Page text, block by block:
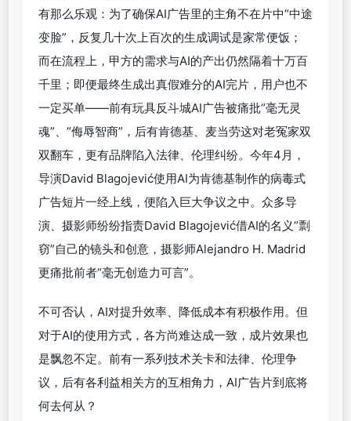
有那么乐观：为了确保AI广告里的主角不在片中“中途
变脸”，反复几十次上百次的生成调试是家常便饭；
而在流程上，甲方的需求与AI的产出仍然隔着十万百
千里；即便最终生成出真假难分的AI完片，用户也不
一定买单——前有玩具反斗城AI广告被痛批“毫无灵
魂”、“侮辱智商”，后有肯德基、麦当劳这对老冤家双
双翻车，更有品牌陷入法律、伦理纠纷。今年4月，
导演David Blagojević使用AI为肯德基制作的病毒式
广告短片一经上线，便陷入巨大争议之中。众多导
演、摄影师纷纷指责David Blagojević借AI的名义“剽
窃”自己的镜头和创意，摄影师Alejandro H. Madrid
更痛批前者“毫无创造力可言”。
不可否认，AI对提升效率、降低成本有积极作用。但
对于AI的使用方式，各方尚难达成一致，成片效果也
是飘忽不定。前有一系列技术关卡和法律、伦理争
议，后有各利益相关方的互相角力，AI广告片到底将
何去何从？